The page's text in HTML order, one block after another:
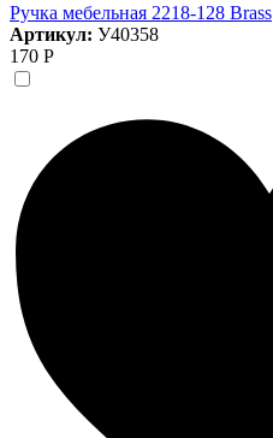
Ручка мебельная 2218-128 Brass
Артикул: У40358
170 Р